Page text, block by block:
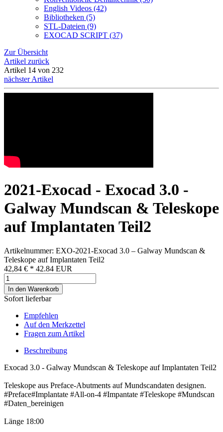
English Videos (42)
Bibliotheken (5)
STL-Dateien (9)
EXOCAD SCRIPT (37)
Zur Übersicht
Artikel zurück
Artikel 14 von 232
nächster Artikel
2021-Exocad - Exocad 3.0 -
Galway Mundscan & Teleskope
auf Implantaten Teil2
Artikelnummer: EXO-2021-Exocad 3.0 – Galway Mundscan &
Teleskope auf Implantaten Teil2
42,84 € * 42.84 EUR
In den Warenkorb
Sofort lieferbar
Empfehlen
Auf den Merkzettel
Fragen zum Artikel
Beschreibung
Exocad 3.0 - Galway Mundscan & Teleskope auf Implantaten Teil2
Teleskope aus Preface-Abutments auf Mundscandaten designen.
#Preface#Implantate #All-on-4 #Impantate #Teleskope #Mundscan
#Daten_bereinigen
Länge 18:00